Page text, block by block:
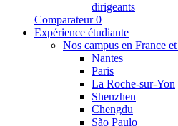
dirigeants
Comparateur 0
Expérience étudiante
Nos campus en France
Nantes
Paris
La Roche-sur-Yon
Shenzhen
Chengdu
São Paulo